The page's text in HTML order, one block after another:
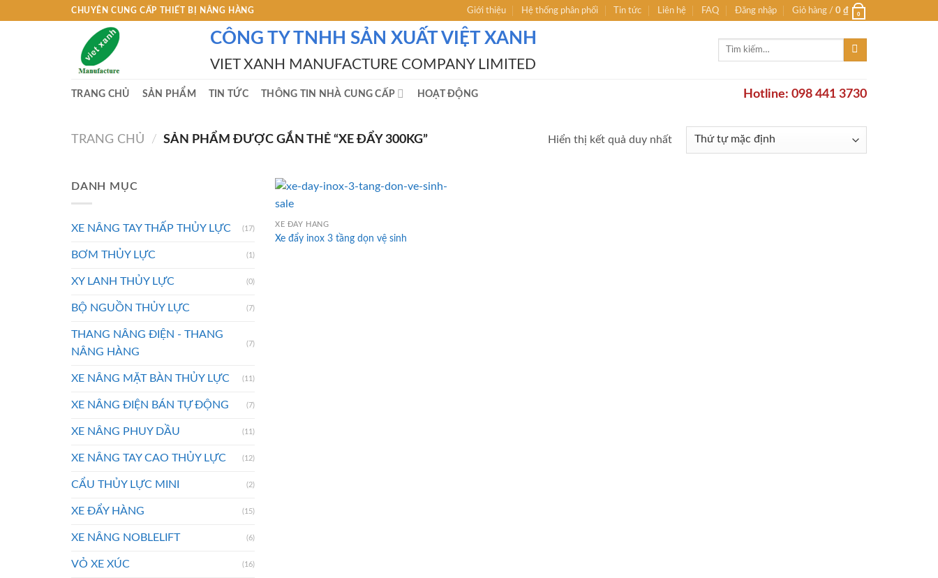
CHUYÊN CUNG CẤP THIẾT BỊ NÂNG HÀNG Giới thiệu Hệ thống phân phối Tin tức Liên hệ FAQ Đăng nhập Giỏ hàng / 0 ₫ 0
CÔNG TY TNHH SẢN XUẤT VIỆT XANH
VIET XANH MANUFACTURE COMPANY LIMITED
Tìm
TRANG CHỦ SẢN PHẨM TIN TỨC THÔNG TIN NHÀ CUNG CẤP HOẠT ĐỘNG Hotline: 098 441 3730
TRANG CHỦ / SẢN PHẨM ĐƯỢC GẮN THẺ “XE ĐẨY 300KG” Hiển thị kết quả duy nhất
DANH MỤC
XE NÂNG TAY THẤP THỦY LỰC (17)
BƠM THỦY LỰC (1)
XY LANH THỦY LỰC (0)
BỘ NGUỒN THỦY LỰC (7)
THANG NÂNG ĐIỆN - THANG
NÂNG HÀNG
(7)
XE NÂNG MẶT BÀN THỦY LỰC (11)
XE NÂNG ĐIỆN BÁN TỰ ĐỘNG (7)
XE NÂNG PHUY DẦU (11)
XE NÂNG TAY CAO THỦY LỰC (12)
CẨU THỦY LỰC MINI (2)
XE ĐẨY HÀNG (15)
XE NÂNG NOBLELIFT (6)
VỎ XE XÚC (16)
XE ĐẨY HÀNG
Xe đẩy inox 3 tầng dọn vệ sinh